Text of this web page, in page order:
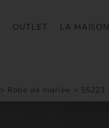
OUTLET LA MAISON
> Robe de mariée > 55223